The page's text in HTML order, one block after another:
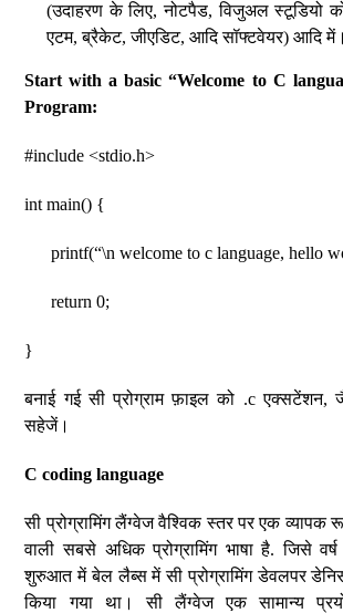
(उदाहरण के लिए, नोटपैड, विजुअल स्टूडियो
एटम, ब्रैकेट, जीएडिट, आदि सॉफ्टवेयर) आदि में।
Start with a basic “Welcome to C
Program:
#include <stdio.h>
int main() {
printf(“\n welcome to c language, hello
return 0;
}
बनाई गई सी प्रोग्राम फ़ाइल को .c
सहेजें।
C coding language
सी प्रोग्रामिंग लैंग्वेज वैश्विक स्तर पर एक व्यापक
वाली सबसे अधिक प्रोग्रामिंग भाषा है. जिसे
शुरुआत में बेल लैब्स में सी प्रोग्रामिंग डेवलपर डेनिस
किया गया था। सी लैंग्वेज एक सामान्य